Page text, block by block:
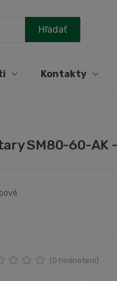
Kontakty
SM80-60-AK
(0 hodnotení)